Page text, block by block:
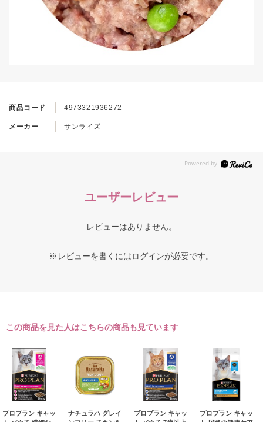
商品コード 4973321936272
メーカー サンライズ
ユーザーレビュー
レビューはありません。
※レビューを書くにはログインが必要です。
この商品を見た人はこちらの商品も見ています
プロプラン キャッ
ナチュラハ グレイ
プロプラン キャッ
プロプラン キャッ